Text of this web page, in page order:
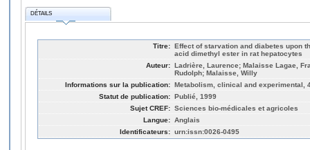
DÉTAILS
Titre: Effect of starvation and diabetes upon
acid dimethyl ester in rat hepatocytes
Auteur: Ladrière, Laurence; Malaisse Lagae,
Rudolph; Malaisse, Willy
Informations sur la publication: Metabolism, clinical and experimental,
Statut de publication: Publié, 1999
Sujet CREF: Sciences bio-médicales et agricoles
Langue: Anglais
Identificateurs: urn:issn:0026-0495